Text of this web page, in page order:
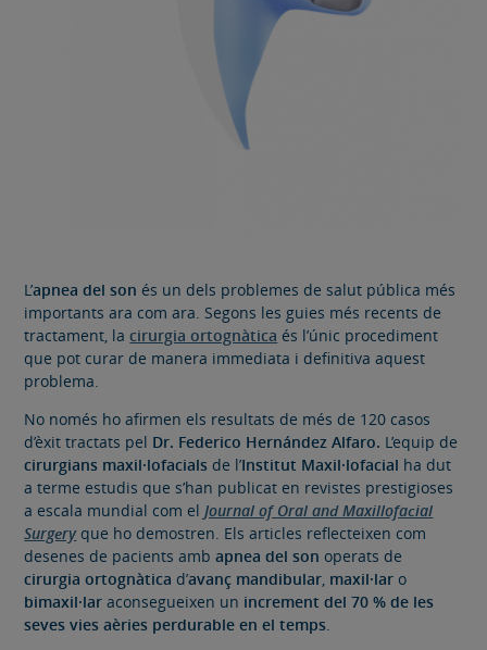
L’apnea del son és un dels problemes de salut pública més
importants ara com ara. Segons les guies més recents de
tractament, lacirurgia ortognàtica és l’únic procediment
que pot curar de manera immediata i definitiva aquest
problema.
No només ho afirmen els resultats de més de 120 casos
d’èxit tractats pel Dr. Federico Hernández Alfaro. L’equip de
cirurgians maxil·lofacials de l’Institut Maxil·lofacial ha dut
a terme estudis que s’han publicat en revistes prestigioses
a escala mundial com elJournal of Oral and Maxillofacial
Surgeryque ho demostren. Els articles reflecteixen com
desenes de pacients amb apnea del son operats de
cirurgia ortognàtica d’avanç mandibular, maxil·lar o
bimaxil·lar aconsegueixen un increment del 70 % de les
seves vies aèries perdurable en el temps.